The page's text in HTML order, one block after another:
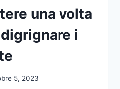
una volta
i
5, 2023